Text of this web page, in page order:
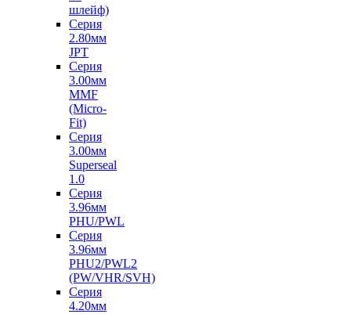
шлейф)
Серия
2.80мм
JPT
Серия
3.00мм
MMF
(Micro-
Fit)
Серия
3.00мм
Superseal
1.0
Серия
3.96мм
PHU/PWL
Серия
3.96мм
PHU2/PWL2
(PW/VHR/SVH)
Серия
4.20мм